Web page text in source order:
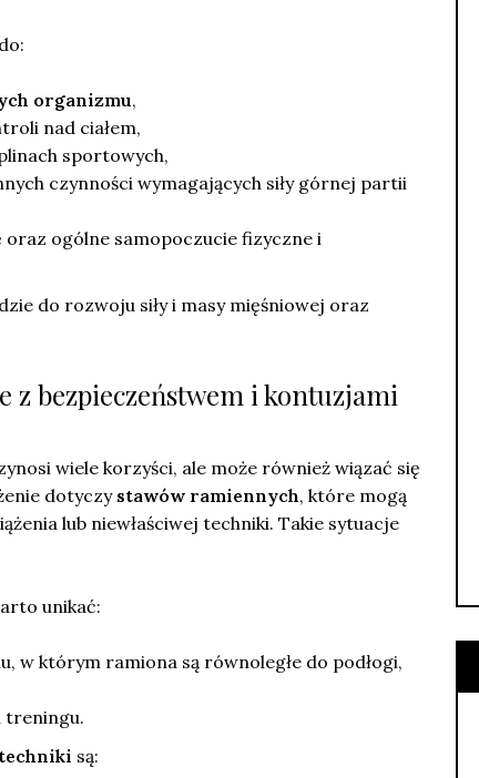
organizmu,
nad ciałem,
sportowych,
czynności wymagających siły górnej partii
ogólne samopoczucie fizyczne i
do rozwoju siły i masy mięśniowej oraz
z bezpieczeństwem i kontuzjami
wiele korzyści, ale może również wiązać się
dotyczy stawów ramiennych, które mogą
lub niewłaściwej techniki. Takie sytuacje
unikać:
w którym ramiona są równoległe do podłogi,
treningu.
są: